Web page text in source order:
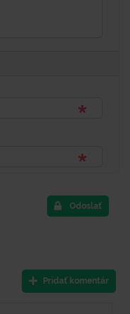
Odoslať
Pridať komentár